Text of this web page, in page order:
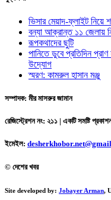
ভিসার মেয়াদ-ফ্লাইট নিয়ে
বন্যা আক্রান্ত ১১ জেলায়
রূপকথাদের ছুটি
পানিতে ডুবে প্রতিদিন
উদ্যোগ
স্মরণ: কামরুল হাসান মঞ্জু
সম্পাদক: মীর মাসরুর জামান
রেজিস্ট্রেশন নং: ২১১ | একটি সমষ্টি
ইমেইল:
© দেশের খবর
Site developed by: Jobayer Arman,